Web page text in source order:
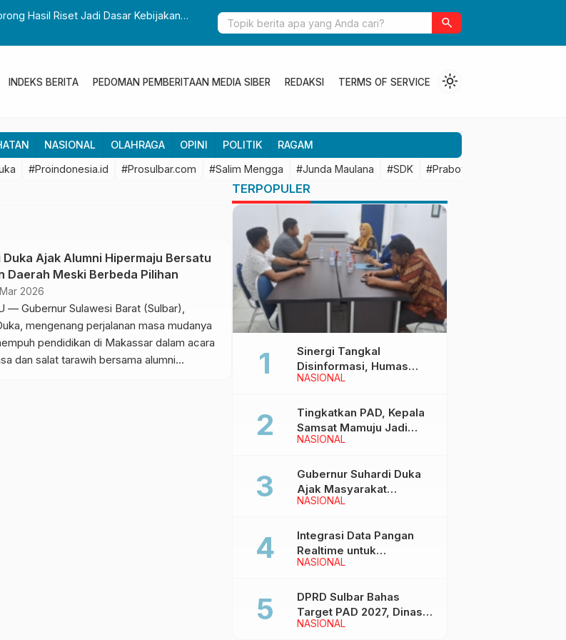
Hasil Riset Jadi Dasar Kebijakan
Gubernur Sulbar Perkuat Kolaborasi Riset dengan BRIN untuk Mendukung
Pembangunan Daerah
search
INDEKS BERITA PEDOMAN PEMBERITAAN MEDIA SIBER REDAKSI TERMS OF SERVICE light_mode
NASIONAL OLAHRAGA OPINI POLITIK RAGAM
#Proindonesia.id #Prosulbar.com #Salim Mengga #Junda Maulana #SDK #Prabowo Subianto
Duka Ajak Alumni Hipermaju Bersatu
Daerah Meski Berbeda Pilihan
2026
— Gubernur Sulawesi Barat (Sulbar),
mengenang perjalanan masa mudanya
pendidikan di Makassar dalam acara
dan salat tarawih bersama alumni
TERPOPULER
NASIONAL
Sinergi Tangkal
Disinformasi, Humas
Pemprov Sulbar Gelar
Redaksi di Mamuju
NASIONAL
Tingkatkan PAD, Kepala
Samsat Mamuju Jadi
Narasumber Hearing
DPRD Sulbar
NASIONAL
Gubernur Suhardi Duka
Ajak Masyarakat
Meriahkan Event
NASIONAL
Integrasi Data Pangan
Realtime untuk
Kendalikan inflasi,
Kembangkan Sistem
SAPEDA
NASIONAL
DPRD Sulbar Bahas
Target PAD 2027, Dinas
PUPR Siap Optimalkan